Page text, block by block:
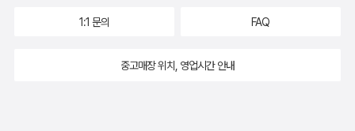
1:1 문의 FAQ
중고매장 위치, 영업시간 안내